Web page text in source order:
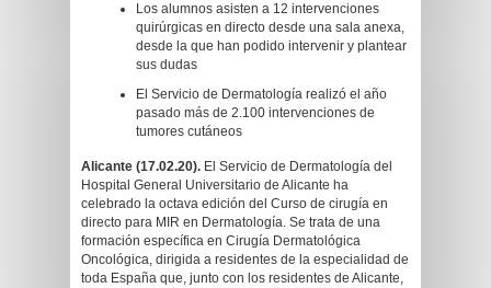
Los alumnos asisten a 12 intervenciones
quirúrgicas en directo desde una sala anexa,
desde la que han podido intervenir y plantear
sus dudas
El Servicio de Dermatología realizó el año
pasado más de 2.100 intervenciones de
tumores cutáneos
Alicante (17.02.20). El Servicio de Dermatología del
Hospital General Universitario de Alicante ha
celebrado la octava edición del Curso de cirugía en
directo para MIR en Dermatología. Se trata de una
formación específica en Cirugía Dermatológica
Oncológica, dirigida a residentes de la especialidad de
toda España que, junto con los residentes de Alicante,